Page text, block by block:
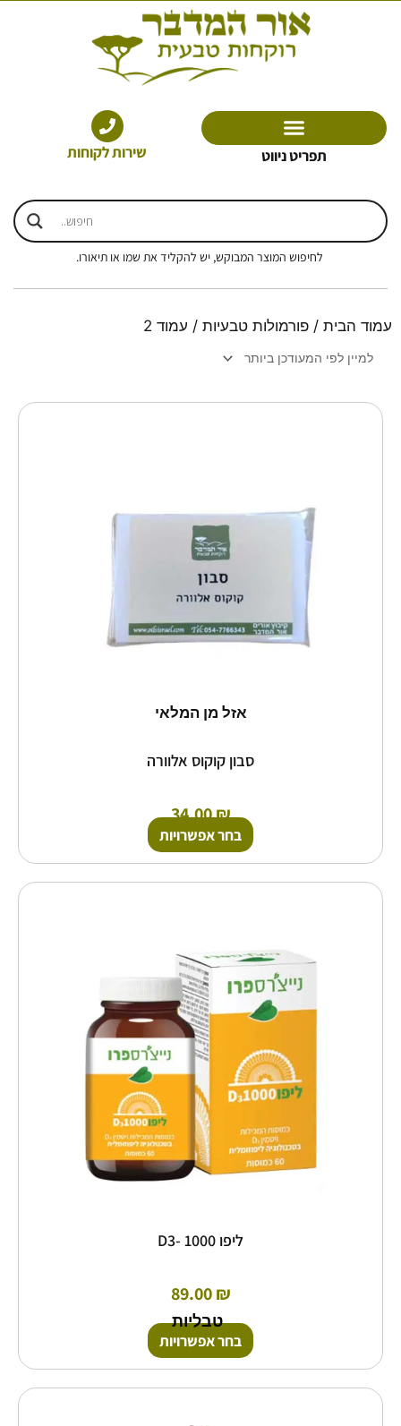
תפריט ניווט שירות לקוחות
לחיפוש המוצר המבוקש, יש להקליד את שמו או תיאורו.
עמוד הבית / פורמולות טבעיות / עמוד 2
אזל מן המלאי
סבון קוקוס אלוורה
34.00₪
בחר אפשרויות
ניתן
לבחור
את
האפשרויות
בעמוד
המוצר
ליפו D3- 1000
89.00₪
טבליות
בחר אפשרויות
מספר
סוגים.
ניתן
לבחור
את
האפשרויות
המוצר